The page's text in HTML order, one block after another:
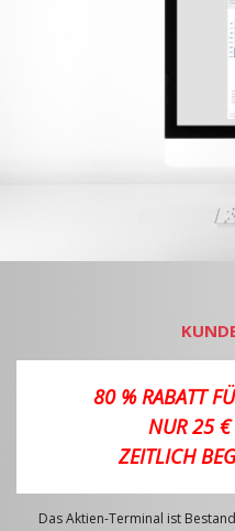
80 % RABATT
NUR 25 €
ZEITLICH
Das Aktien-Terminal ist